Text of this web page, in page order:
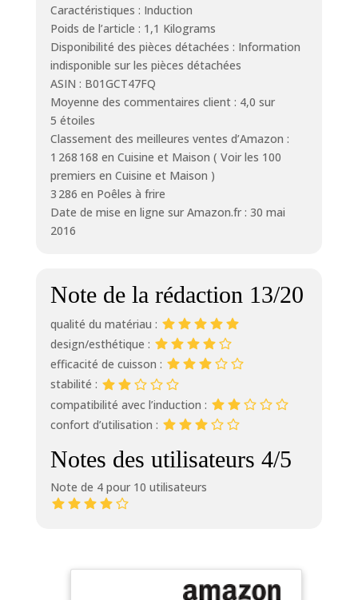
Caractéristiques : Induction
Poids de l’article : 1,1 Kilograms
Disponibilité des pièces détachées : Information
indisponible sur les pièces détachées
ASIN : B01GCT47FQ
Moyenne des commentaires client : 4,0 sur
5 étoiles
Classement des meilleures ventes d’Amazon :
1 268 168 en Cuisine et Maison ( Voir les 100
premiers en Cuisine et Maison )
3 286 en Poêles à frire
Date de mise en ligne sur Amazon.fr : 30 mai
2016
Note de la rédaction 13/20
qualité du matériau :
design/esthétique :
efficacité de cuisson :
stabilité :
compatibilité avec l’induction :
confort d’utilisation :
Notes des utilisateurs 4/5
Note de 4 pour 10 utilisateurs